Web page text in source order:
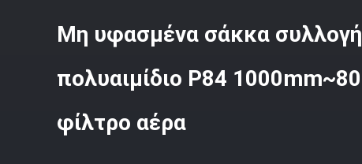
Μη υφασμένα σάκκα
πολυαιμίδιο P84
φίλτρο αέρα